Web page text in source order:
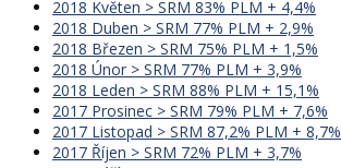
2018 Květen > SRM 83% PLM + 4,4%
2018 Duben > SRM 77% PLM + 2,9%
2018 Březen > SRM 75% PLM + 1,5%
2018 Únor > SRM 77% PLM + 3,9%
2018 Leden > SRM 88% PLM + 15,1%
2017 Prosinec > SRM 79% PLM + 7,6%
2017 Listopad > SRM 87,2% PLM + 8,7%
2017 Říjen > SRM 72% PLM + 3,7%